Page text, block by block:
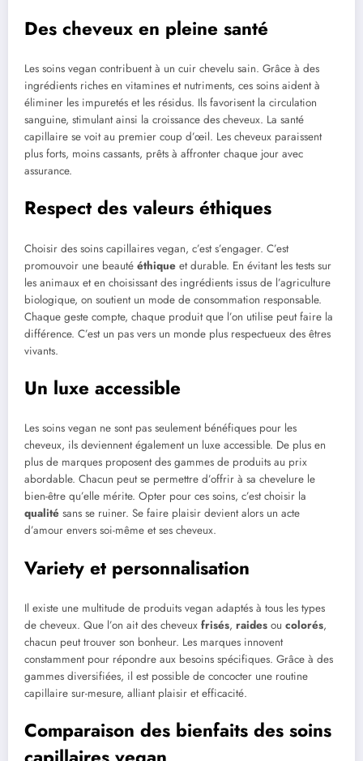
Des cheveux en pleine santé
Les soins vegan contribuent à un cuir chevelu sain. Grâce à des
ingrédients riches en vitamines et nutriments, ces soins aident à
éliminer les impuretés et les résidus. Ils favorisent la circulation
sanguine, stimulant ainsi la croissance des cheveux. La santé
capillaire se voit au premier coup d’œil. Les cheveux paraissent
plus forts, moins cassants, prêts à affronter chaque jour avec
assurance.
Respect des valeurs éthiques
Choisir des soins capillaires vegan, c’est s’engager. C’est
promouvoir une beauté éthique et durable. En évitant les tests sur
les animaux et en choisissant des ingrédients issus de l’agriculture
biologique, on soutient un mode de consommation responsable.
Chaque geste compte, chaque produit que l’on utilise peut faire la
différence. C’est un pas vers un monde plus respectueux des êtres
vivants.
Un luxe accessible
Les soins vegan ne sont pas seulement bénéfiques pour les
cheveux, ils deviennent également un luxe accessible. De plus en
plus de marques proposent des gammes de produits au prix
abordable. Chacun peut se permettre d’offrir à sa chevelure le
bien-être qu’elle mérite. Opter pour ces soins, c’est choisir la
qualité sans se ruiner. Se faire plaisir devient alors un acte
d’amour envers soi-même et ses cheveux.
Variety et personnalisation
Il existe une multitude de produits vegan adaptés à tous les types
de cheveux. Que l’on ait des cheveux frisés, raides ou colorés,
chacun peut trouver son bonheur. Les marques innovent
constamment pour répondre aux besoins spécifiques. Grâce à des
gammes diversifiées, il est possible de concocter une routine
capillaire sur-mesure, alliant plaisir et efficacité.
Comparaison des bienfaits des soins